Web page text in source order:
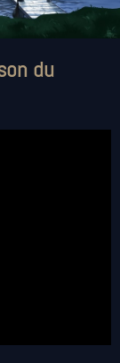
du